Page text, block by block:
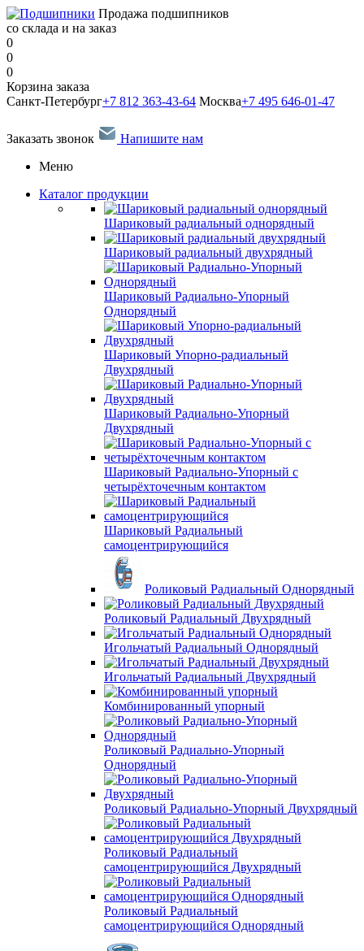
Продажа подшипников
со склада и на заказ
0
0
0
Корзина заказа
Санкт-Петербург+7 812 363-43-64 Москва+7 495 646-01-47
Заказать звонок
Напишите нам
Меню
Каталог продукции
Шариковый радиальный однорядный
Шариковый радиальный двухрядный
Шариковый Радиально-Упорный
Однорядный
Шариковый Упорно-радиальный
Двухрядный
Шариковый Радиально-Упорный
Двухрядный
Шариковый Радиально-Упорный с
четырёхточечным контактом
Шариковый Радиальный
самоцентрирующийся
Роликовый Радиальный Однорядный
Роликовый Радиальный Двухрядный
Игольчатый Радиальный Однорядный
Игольчатый Радиальный Двухрядный
Комбинированный упорный
Роликовый Радиально-Упорный
Однорядный
Роликовый Радиально-Упорный Двухрядный
Роликовый Радиальный
самоцентрирующийся Двухрядный
Роликовый Радиальный
самоцентрирующийся Однорядный